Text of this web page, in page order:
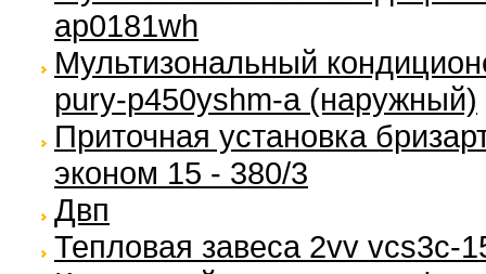
ap0181wh
Мультизональный
pury-p450yshm-a (наружный)
Приточная установка
эконом 15 - 380/3
Двп
Тепловая завеса 2vv vcs3c-